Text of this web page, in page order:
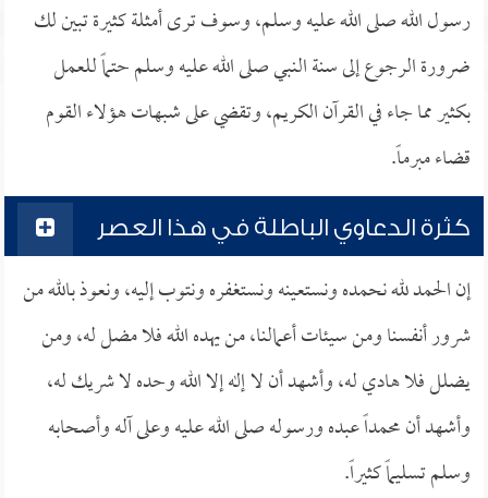
رسول الله صلى الله عليه وسلم، وسوف ترى أمثلة كثيرة تبين لك
ضرورة الرجوع إلى سنة النبي صلى الله عليه وسلم حتماً للعمل
بكثير مما جاء في القرآن الكريم، وتقضي على شبهات هؤلاء القوم
قضاء مبرماً.
كثرة الدعاوي الباطلة في هذا العصر
إن الحمد لله نحمده ونستعينه ونستغفره ونتوب إليه، ونعوذ بالله من
شرور أنفسنا ومن سيئات أعمالنا، من يهده الله فلا مضل له، ومن
يضلل فلا هادي له، وأشهد أن لا إله إلا الله وحده لا شريك له،
وأشهد أن محمداً عبده ورسوله صلى الله عليه وعلى آله وأصحابه
وسلم تسليماً كثيراً.